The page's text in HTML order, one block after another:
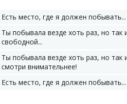
Есть место, где я должен побывать...
Ты побывала везде хоть раз, но так
свободной...
Ты побывала везде хоть раз, но так
смотри внимательнее!
Есть место, где я должен побывать...